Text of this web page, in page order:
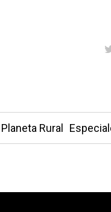
Planeta Rural